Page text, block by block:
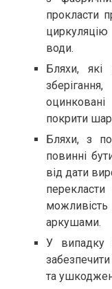
прокласти
води.
Бляхи, які
покрити
Бляхи, з
повинні
від дати
аркушами.
У випадку
та